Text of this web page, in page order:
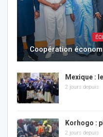
Coopération
Mexique :
2 jours depuis
Korhogo :
2 jours depuis